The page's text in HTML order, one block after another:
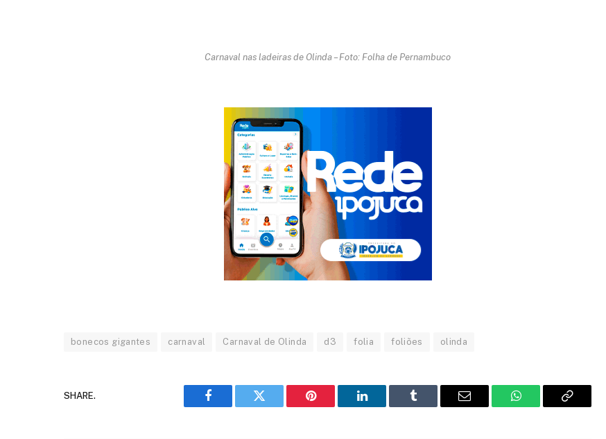
Carnaval nas ladeiras de Olinda – Foto: Folha de Pernambuco
bonecos gigantes carnaval Carnaval de Olinda d3 folia foliões olinda
SHARE.
Facebook Twitter Pinterest LinkedIn Tumblr Email WhatsAppCopy